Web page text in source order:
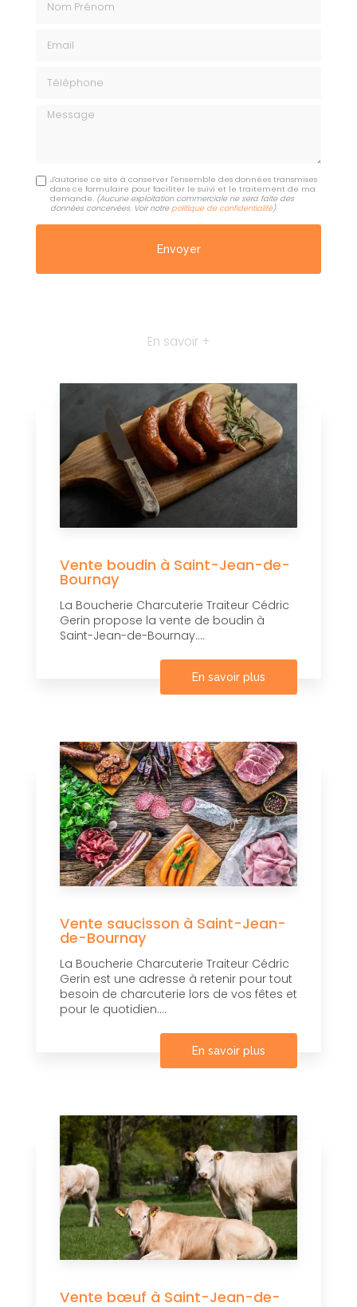
Message
J'autorise ce site à conserver l'ensemble des données transmises
dans ce formulaire pour faciliter le suivi et le traitement de ma
demande. (Aucune exploitation commerciale ne sera faite des
données concervées. Voir notre politique de confidentialité)
En savoir +
Vente boudin à Saint-Jean-de-
Bournay
La Boucherie Charcuterie Traiteur Cédric
Gerin propose la vente de boudin à
Saint-Jean-de-Bournay....
En savoir plus
Vente saucisson à Saint-Jean-
de-Bournay
La Boucherie Charcuterie Traiteur Cédric
Gerin est une adresse à retenir pour tout
besoin de charcuterie lors de vos fêtes et
pour le quotidien....
En savoir plus
Vente bœuf à Saint-Jean-de-